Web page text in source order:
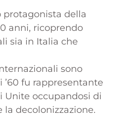
protagonista della
anni, ricoprendo
sia in Italia che
sono
fu rappresentante
Unite occupandosi di
decolonizzazione.